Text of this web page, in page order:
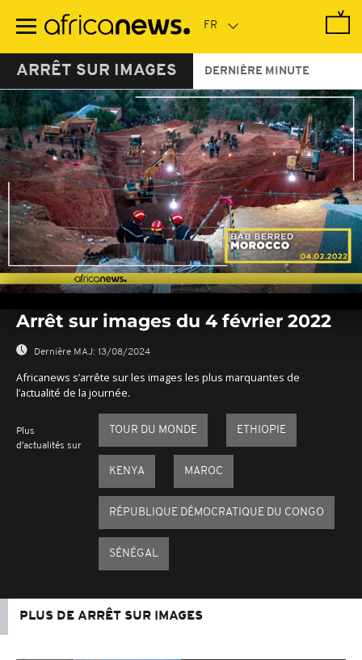
contenu
ARRÊT SUR IMAGES DERNIÈRE MINUTE
seconds
seconds
Arrêt sur images du 4 février 2022
Dernière MAJ: 13/08/2024
Africanews s’arrête sur les images les plus marquantes de
l’actualité de la journée.
Plus
d'actualités sur
TOUR DU MONDE ETHIOPIE
KENYA MAROC
RÉPUBLIQUE DÉMOCRATIQUE DU CONGO
SÉNÉGAL
PLUS DE ARRÊT SUR IMAGES